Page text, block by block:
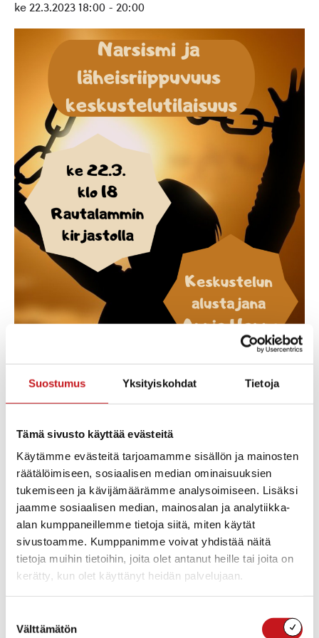
Suostumus Yksityiskohdat Tietoja
Tämä sivusto käyttää evästeitä
Käytämme evästeitä tarjoamamme sisällön ja mainosten
räätälöimiseen, sosiaalisen median ominaisuuksien
tukemiseen ja kävijämäärämme analysoimiseen. Lisäksi
jaamme sosiaalisen median, mainosalan ja analytiikka-
alan kumppaneillemme tietoja siitä, miten käytät
sivustoamme. Kumppanimme voivat yhdistää näitä
tietoja muihin tietoihin, joita olet antanut heille tai joita on
kerätty, kun olet käyttänyt heidän palvelujaan.
valinta
Välttämätön
ke 22.3.2023 18:00 - 20:00
Keskustelun alustajana toimii Annie Henno. Anniella
on oma kohtaisia kokemuksia sekä narsismista ja
läheisriippuvuudesta. Hän on myös toimittanut
aiheesta kirjoja, mm. Kun kupla puhkeaa: narsismin
uhrit kertovat. Tervetuloa kuuntelemaan Annie
Hennoa ja keskustelemaan illan aiheista.